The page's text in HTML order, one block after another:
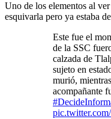
Uno de los elementos al
esquivarla pero ya estaba
Este fue el
de la SSC
calzada de
sujeto en
murió,
acompañante